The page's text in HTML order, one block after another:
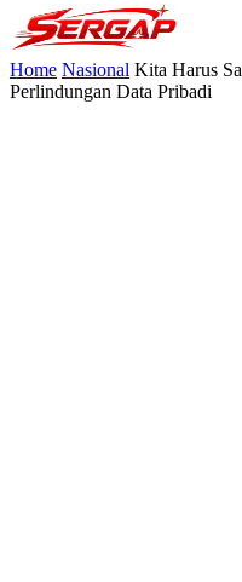
Home Nasional Kita Harus
Perlindungan Data Pribadi